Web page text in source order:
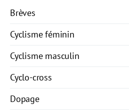
Brèves
Cyclisme féminin
Cyclisme masculin
Cyclo-cross
Dopage